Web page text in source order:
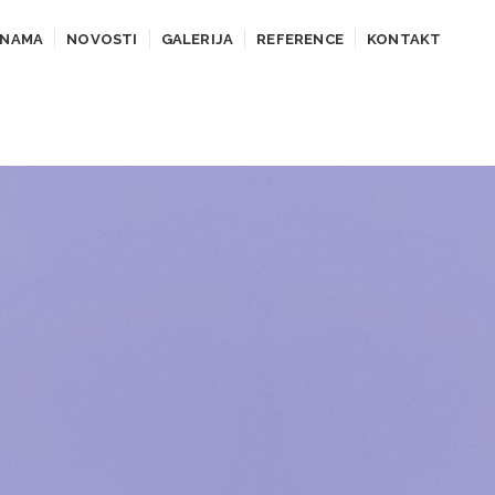
NOVOSTI GALERIJA REFERENCE KONTAKT